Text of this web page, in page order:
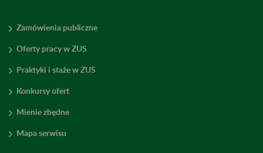
Zamówienia publiczne
Oferty pracy w ZUS
Praktyki i staże w ZUS
Konkursy ofert
Mienie zbędne
Mapa serwisu